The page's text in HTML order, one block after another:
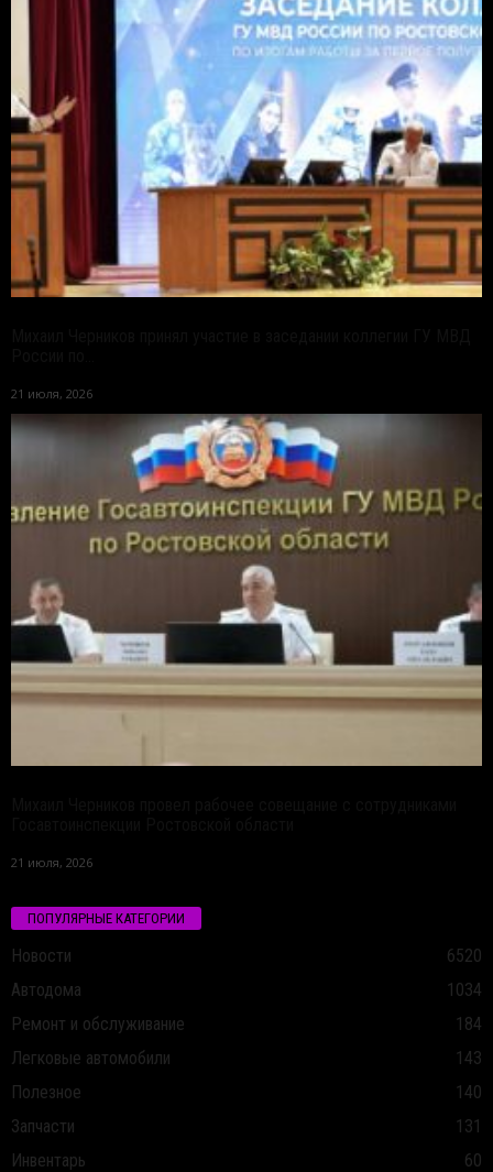
21 июля, 2026
21 июля, 2026
ПОПУЛЯРНЫЕ КАТЕГОРИИ
Новости
6520
Автодома
1034
Ремонт и обслуживание
184
Легковые автомобили
143
Полезное
140
Запчасти
131
Инвентарь
60